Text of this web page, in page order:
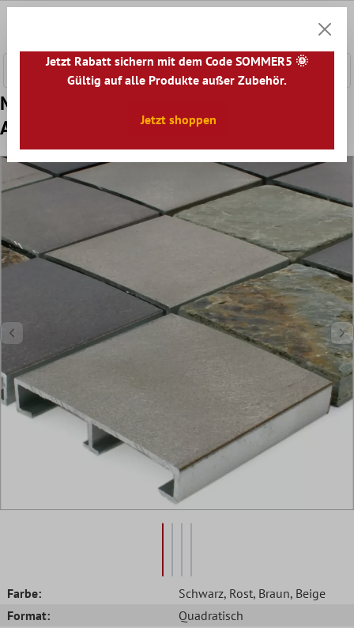
Muster von Mosaikfliesen Naturstein
Aluminium Moon Braun
Farbe: Schwarz, Rost, Braun, Beige
Format:
Quadratisch
Jetzt Rabatt sichern mit dem Code SOMMER5 🌞
Gültig auf alle Produkte außer Zubehör.
Jetzt shoppen